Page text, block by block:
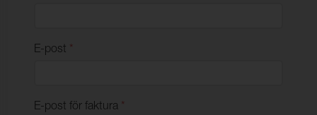
E-post *
E-post för faktura *